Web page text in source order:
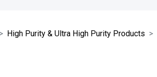
High Purity & Ultra High Purity Products